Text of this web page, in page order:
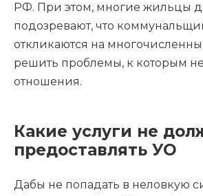
РФ. При этом, многие жильцы
подозревают, что
откликаются на
решить проблемы, к которым
отношения.
Какие услуги не
предоставлять УО
Дабы не попадать в неловкую